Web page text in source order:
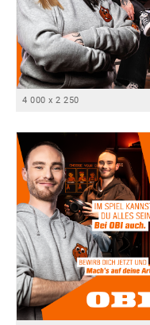
4 000 x 2 250